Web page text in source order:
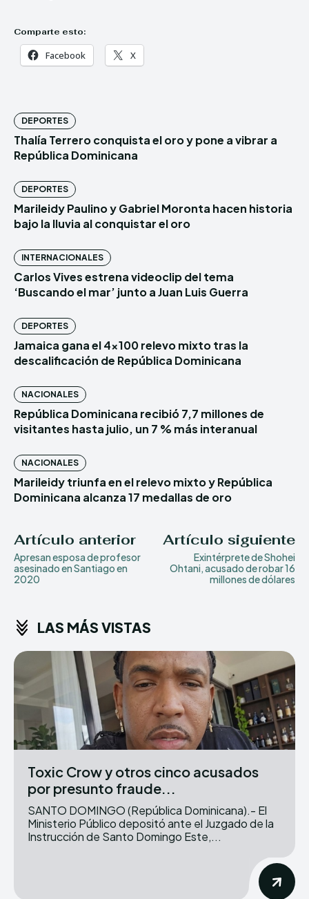
Comparte esto:
Facebook X
DEPORTES
Thalía Terrero conquista el oro y pone a vibrar a
República Dominicana
DEPORTES
Marileidy Paulino y Gabriel Moronta hacen historia
bajo la lluvia al conquistar el oro
INTERNACIONALES
Carlos Vives estrena videoclip del tema
‘Buscando el mar’ junto a Juan Luis Guerra
DEPORTES
Jamaica gana el 4×100 relevo mixto tras la
descalificación de República Dominicana
NACIONALES
República Dominicana recibió 7,7 millones de
visitantes hasta julio, un 7 % más interanual
NACIONALES
Marileidy triunfa en el relevo mixto y República
Dominicana alcanza 17 medallas de oro
Artículo anterior
Apresan esposa de profesor
asesinado en Santiago en
2020
Artículo siguiente
Exintérprete de Shohei
Ohtani, acusado de robar 16
millones de dólares
LAS MÁS VISTAS
Toxic Crow y otros cinco acusados
por presunto fraude...
SANTO DOMINGO (República Dominicana).- El
Ministerio Público depositó ante el Juzgado de la
Instrucción de Santo Domingo Este,...